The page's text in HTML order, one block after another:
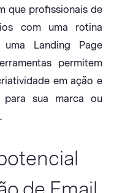
que profissionais de
com uma rotina
Landing Page
permitem
em ação e
sua marca ou